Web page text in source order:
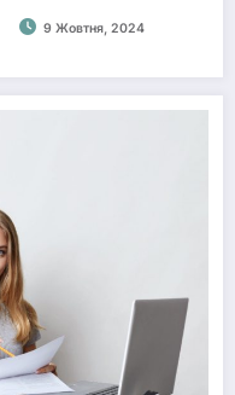
9 Жовтня, 2024